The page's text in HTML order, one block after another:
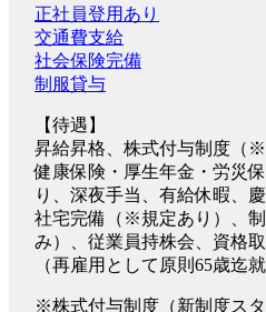
正社員登用あり
交通費支給
社会保険完備
制服貸与
【待遇】
昇給昇格、株式付与制度（
健康保険・厚生年金・労災
り、深夜手当、有給休暇、
社宅完備（※規定あり）、
み）、従業員持株会、資格
（再雇用として原則65歳迄就
※株式付与制度（新制度スタ